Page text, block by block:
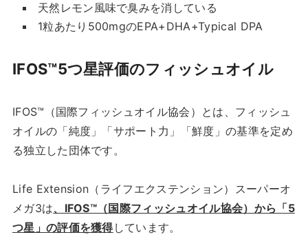
天然レモン風味で臭みを消している
1粒あたり500mgのEPA+DHA+Typical DPA
IFOS™5つ星評価のフィッシュオイル
IFOS™（国際フィッシュオイル協会）とは、フィッシュ
オイルの「純度」「サポート力」「鮮度」の基準を定め
る独立した団体です。
Life Extension（ライフエクステンション）スーパーオ
メガ3は、IFOS™（国際フィッシュオイル協会）から「5
つ星」の評価を獲得しています。